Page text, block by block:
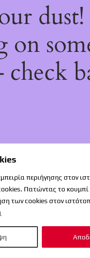
περιήγησης στον
Πατώντας το
των cookies στον
on